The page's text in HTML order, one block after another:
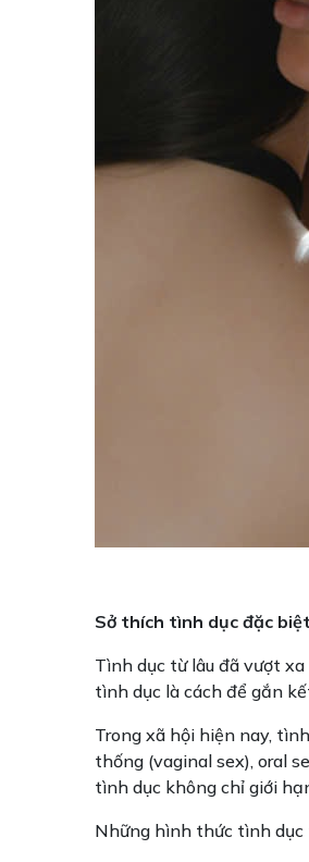
Sở thích tình dục đặc
Tình dục từ lâu đã vượt
tình dục là cách để gắn
Trong xã hội hiện nay,
thống (vaginal sex), oral
tình dục không chỉ giới
Những hình thức tình